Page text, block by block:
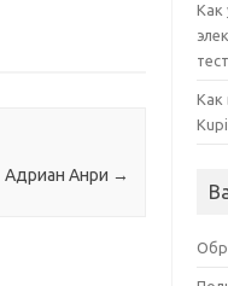
Адриан Анри →
Как
Как